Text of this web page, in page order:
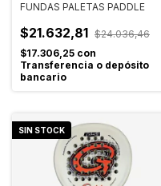
FUNDAS PALETAS PADDLE
$21.632,81 $24.036,46
$17.306,25 con
Transferencia o depósito
bancario
SIN STOCK